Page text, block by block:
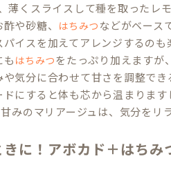
薄くスライスして種を取ったレ
や砂糖、
はちみつ などがベース
イスを加えてアレンジするのも
も はちみつをたっぷり加えますが
気分に合わせて甘さを調整でき
にすると体も芯から温まります
みのマリアージュは、気分をリ
に！アボカド＋はちみ